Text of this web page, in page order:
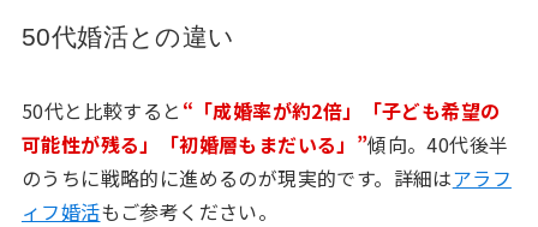
50代婚活との違い
50代と比較すると “「成婚率が約2倍」「子ども希望の
可能性が残る」「初婚層もまだいる」”傾向。40代後半
のうちに戦略的に進めるのが現実的です。詳細はアラフ
ィフ婚活もご参考ください。